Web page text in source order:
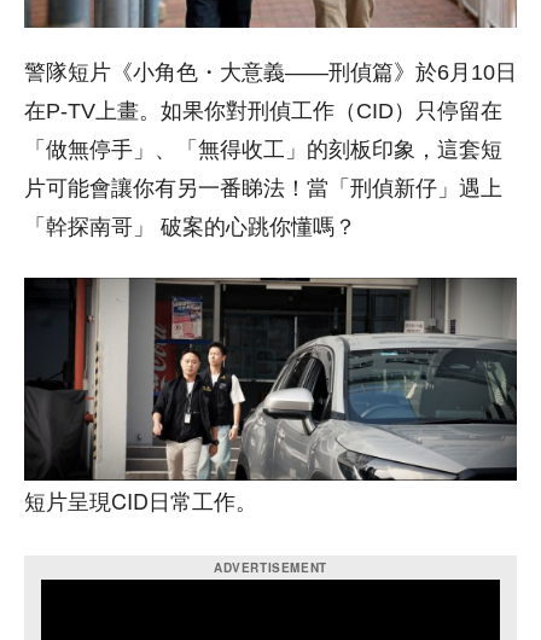
警隊短片《小角色・大意義——刑偵篇》於6月10日
在P-TV上畫。如果你對刑偵工作（CID）只停留在
「做無停手」、「無得收工」的刻板印象，這套短
片可能會讓你有另一番睇法！當「刑偵新仔」遇上
「幹探南哥」 破案的心跳你懂嗎？
短片呈現CID日常工作。